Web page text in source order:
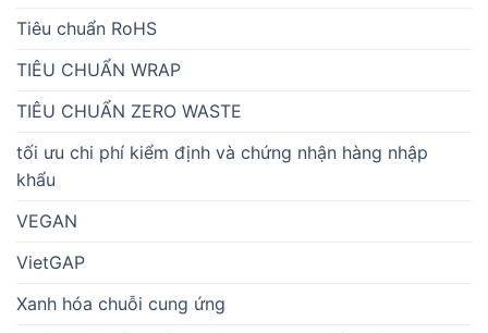
Tiêu chuẩn RoHS
TIÊU CHUẨN WRAP
TIÊU CHUẨN ZERO WASTE
tối ưu chi phí kiểm định và chứng nhận hàng nhập
khẩu
VEGAN
VietGAP
Xanh hóa chuỗi cung ứng